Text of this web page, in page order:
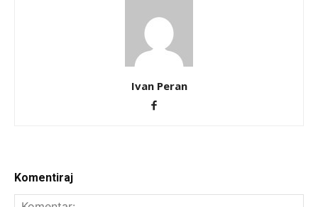
Ivan Peran
Komentiraj